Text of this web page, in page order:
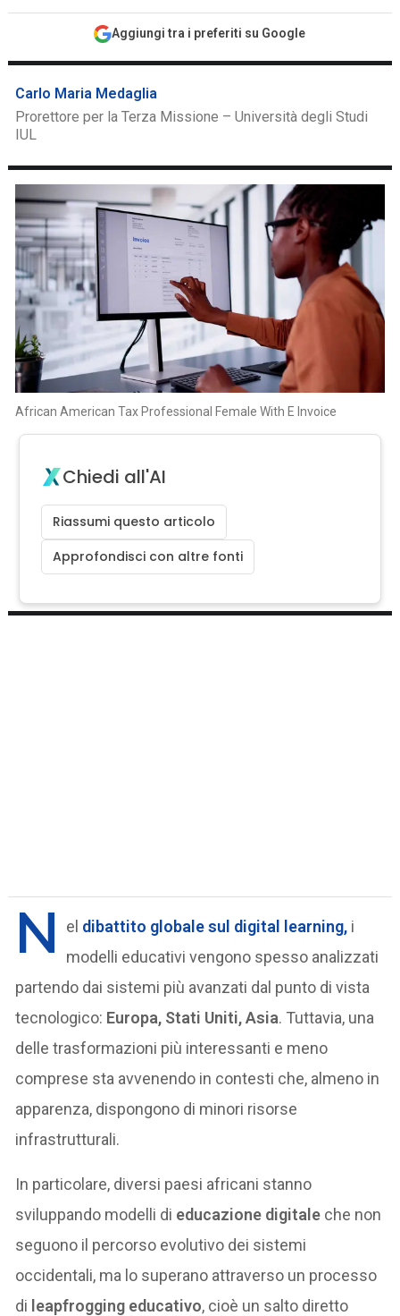
Aggiungi tra i preferiti su Google
Carlo Maria Medaglia
Prorettore per la Terza Missione – Università degli Studi
IUL
African American Tax Professional Female With E Invoice
Chiedi all'AI
Riassumi questo articolo
Approfondisci con altre fonti
N el dibattito globale sul digital learning, i
modelli educativi vengono spesso analizzati
partendo dai sistemi più avanzati dal punto di vista
tecnologico: Europa, Stati Uniti, Asia. Tuttavia, una
delle trasformazioni più interessanti e meno
comprese sta avvenendo in contesti che, almeno in
apparenza, dispongono di minori risorse
infrastrutturali.
In particolare, diversi paesi africani stanno
sviluppando modelli di educazione digitale che non
seguono il percorso evolutivo dei sistemi
occidentali, ma lo superano attraverso un processo
di leapfrogging educativo, cioè un salto diretto